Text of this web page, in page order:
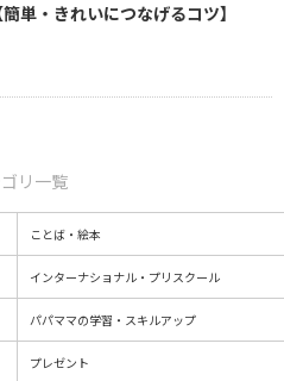
単・きれいにつなげるコツ】
リ一覧
ことば・絵本
インターナショナル・プリスクール
パパママの学習・スキルアップ
プレゼント